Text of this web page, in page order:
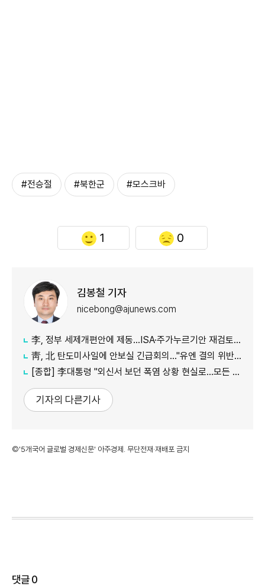
#전승절 #북한군 #모스크바
1 0
김봉철 기자
nicebong@ajunews.com
李, 정부 세제개편안에 제동…ISA·주가누르기안 재검토 지시
靑, 北 탄도미사일에 안보실 긴급회의…"유엔 결의 위반, 즉각 중단 촉구"
[종합] 李대통령 "외신서 보던 폭염 상황 현실로…모든 행정력 총동원하라"
기자의 다른기사
©'5개국어 글로벌 경제신문' 아주경제. 무단전재·재배포 금지
댓글0